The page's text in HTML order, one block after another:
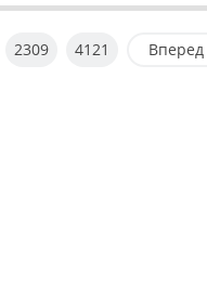
2309 4121 Вперед